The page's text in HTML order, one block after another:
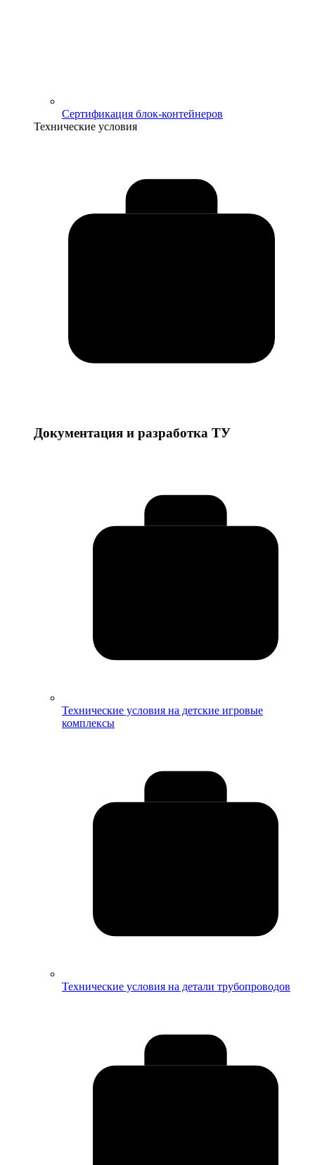
Сертификация блок-контейнеров
Технические условия
Документация и разработка ТУ
Технические условия на детские игровые
комплексы
Технические условия на детали трубопроводов